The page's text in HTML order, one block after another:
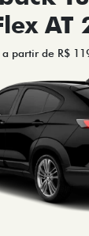
AT
a partir de R$